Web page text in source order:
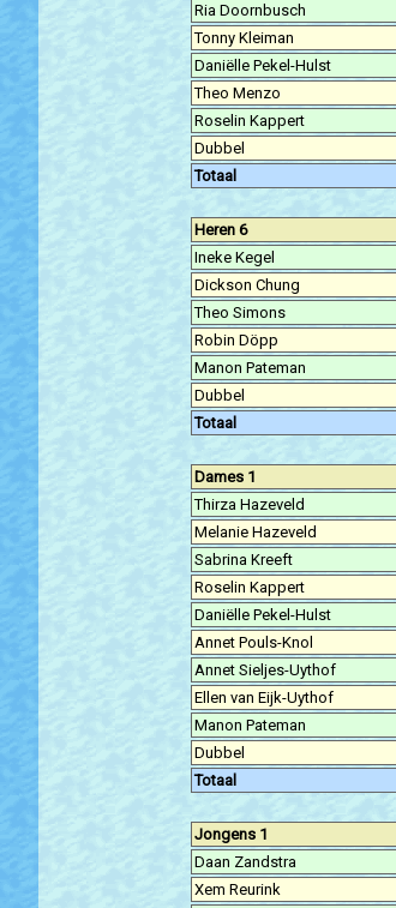
Ria Doornbusch
Tonny Kleiman
Daniëlle Pekel-Hulst
Theo Menzo
Roselin Kappert
Dubbel
Totaal
Heren 6
Ineke Kegel
Dickson Chung
Theo Simons
Robin Döpp
Manon Pateman
Dubbel
Totaal
Dames 1
Thirza Hazeveld
Melanie Hazeveld
Sabrina Kreeft
Roselin Kappert
Daniëlle Pekel-Hulst
Annet Pouls-Knol
Annet Sieljes-Uythof
Ellen van Eijk-Uythof
Manon Pateman
Dubbel
Totaal
Jongens 1
Daan Zandstra
Xem Reurink